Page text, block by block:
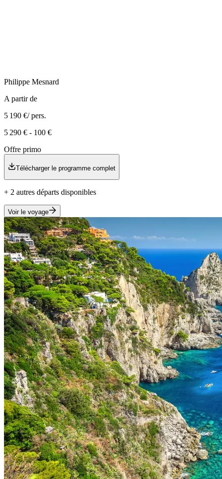
Philippe Mesnard
A partir de
5 190 €/ pers.
5 290 € - 100 €
Offre primo
Télécharger le programme complet
+ 2 autres départs disponibles
Voir le voyage